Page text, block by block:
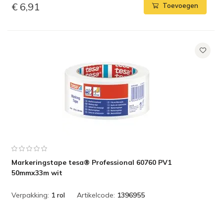
€ 6,91 Toevoegen
Markeringstape tesa® Professional 60760 PV1
50mmx33m wit
Verpakking: 1 rol Artikelcode: 1396955